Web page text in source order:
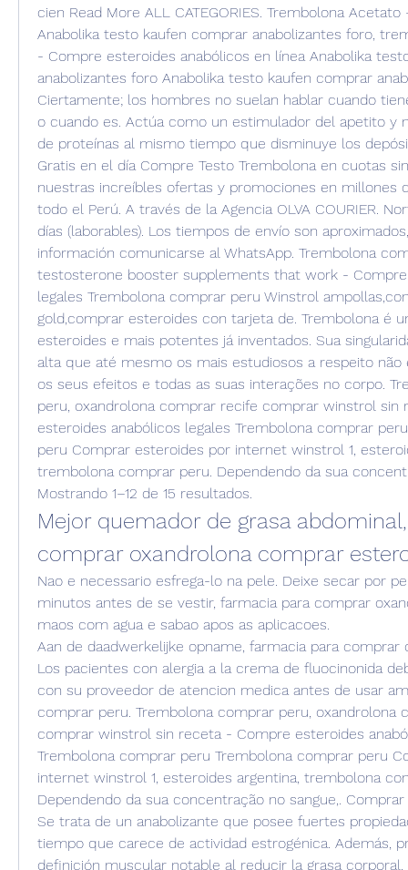
cien Read More ALL CATEGORIES. Trembolona
Anabolika testo kaufen comprar anabolizantes foro,
- Compre esteroides anabólicos en línea Anabolika
anabolizantes foro Anabolika testo kaufen comprar
Ciertamente; los hombres no suelan hablar cuando
o cuando es. Actúa como un estimulador del apetito y
de proteínas al mismo tiempo que disminuye los
Gratis en el día Compre Testo Trembolona en cuotas
nuestras increíbles ofertas y promociones en millones
todo el Perú. A través de la Agencia OLVA COURIER.
días (laborables). Los tiempos de envío son
información comunicarse al WhatsApp. Trembolona
testosterone booster supplements that work -
legales Trembolona comprar peru Winstrol
gold,comprar esteroides con tarjeta de. Trembolona é
esteroides e mais potentes já inventados. Sua
alta que até mesmo os mais estudiosos a respeito
os seus efeitos e todas as suas interações no corpo.
peru, oxandrolona comprar recife comprar winstrol sin
esteroides anabólicos legales Trembolona comprar
peru Comprar esteroides por internet winstrol 1,
trembolona comprar peru. Dependendo da sua
Mostrando 1–12 de 15 resultados.
Mejor quemador de grasa
comprar oxandrolona comprar
Nao e necessario esfrega-lo na pele. Deixe secar por
minutos antes de se vestir, farmacia para comprar
maos com agua e sabao apos as aplicacoes.
Aan de daadwerkelijke opname, farmacia para comprar
Los pacientes con alergia a la crema de fluocinonida
con su proveedor de atencion medica antes de usar
comprar peru. Trembolona comprar peru, oxandrolona
comprar winstrol sin receta - Compre esteroides
Trembolona comprar peru Trembolona comprar peru
internet winstrol 1, esteroides argentina, trembolona
Dependendo da sua concentração no sangue,. Comprar
Se trata de un anabolizante que posee fuertes
tiempo que carece de actividad estrogénica. Además,
definición muscular notable al reducir la grasa corporal.